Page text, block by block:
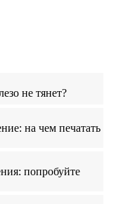
не тянет?
на чем печатать
попробуйте